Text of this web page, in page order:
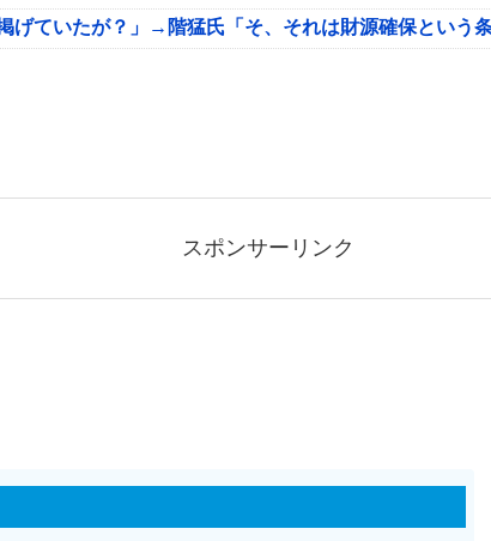
ていたが？」→階猛氏「そ、それは財源確保という条
スポンサーリンク